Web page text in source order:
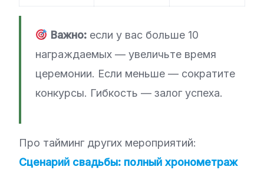
Важно:если у вас больше 10
награждаемых — увеличьте время
церемонии. Если меньше — сократите
конкурсы. Гибкость — залог успеха.
Про тайминг других мероприятий:
Сценарий свадьбы: полный хронометраж